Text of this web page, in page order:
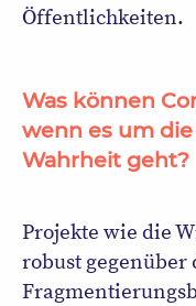
Öffentlichkeiten.
Was können
wenn es um
Wahrheit geht?
Projekte wie die
robust gegenüber